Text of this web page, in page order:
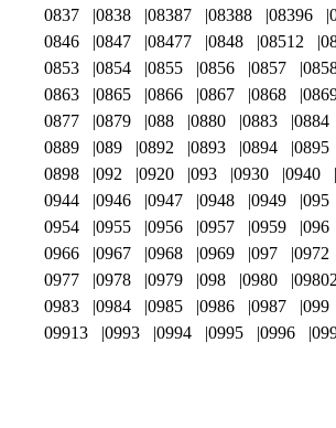
0837
0838 08387 08388 08396
0846
0847 08477 0848 08512
0853
0854 0855 0856 0857
0863
0865 0866 0867 0868
0877
0879 088 0880 0883 0884
0889
089 0892 0893 0894 0895
0898
092 0920 093 0930 0940
0944
0946 0947 0948 0949 095
0954
0955 0956 0957 0959 096
0966
0967 0968 0969 097 0972
0977
0978 0979 098 0980 09802
0983
0984 0985 0986 0987 099
09913
0993 0994 0995 0996